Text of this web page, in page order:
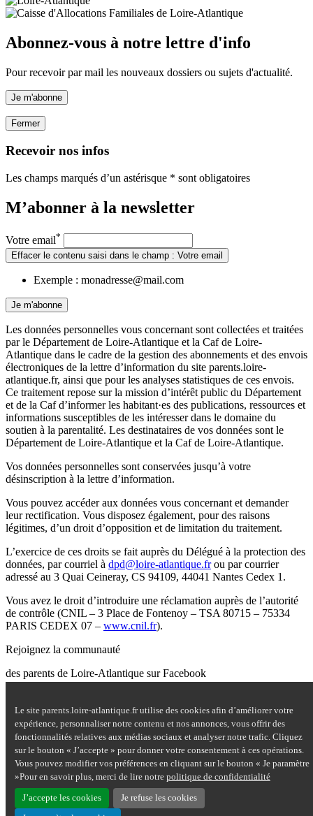
Le site parents.loire-atlantique.fr utilise des cookies afin d’améliorer votre
expérience, personnaliser notre contenu et nos annonces, vous offrir des
fonctionnalités relatives aux médias sociaux et analyser notre trafic. Cliquez
sur le bouton « J’accepte » pour donner votre consentement à ces opérations.
Vous pouvez modifier vos préférences en cliquant sur le bouton « Je paramètre
»Pour en savoir plus, merci de lire notre politique de confidentialité
J’accepte les cookies Je refuse les cookies
Abonnez-vous à notre lettre d'info
Pour recevoir par mail les nouveaux dossiers ou sujets d'actualité.
Je m'abonne
Fermer
Recevoir nos infos
Les champs marqués d’un astérisque * sont obligatoires
M’abonner à la newsletter
Votre email*
Effacer le contenu saisi dans le champ : Votre email
Exemple : monadresse@mail.com
Je m'abonne
Les données personnelles vous concernant sont collectées et traitées
par le Département de Loire-Atlantique et la Caf de Loire-
Atlantique dans le cadre de la gestion des abonnements et des envois
électroniques de la lettre d’information du site parents.loire-
atlantique.fr, ainsi que pour les analyses statistiques de ces envois.
Ce traitement repose sur la mission d’intérêt public du Département
et de la Caf d’informer les habitant·es des publications, ressources et
informations susceptibles de les intéresser dans le domaine du
soutien à la parentalité. Les destinataires de vos données sont le
Département de Loire-Atlantique et la Caf de Loire-Atlantique.
Vos données personnelles sont conservées jusqu’à votre
désinscription à la lettre d’information.
Vous pouvez accéder aux données vous concernant et demander
leur rectification. Vous disposez également, pour des raisons
légitimes, d’un droit d’opposition et de limitation du traitement.
L’exercice de ces droits se fait auprès du Délégué à la protection des
données, par courriel à dpd@loire-atlantique.frou par courrier
adressé au 3 Quai Ceineray, CS 94109, 44041 Nantes Cedex 1.
Vous avez le droit d’introduire une réclamation auprès de l’autorité
de contrôle (CNIL – 3 Place de Fontenoy – TSA 80715 – 75334
PARIS CEDEX 07 – www.cnil.fr).
Rejoignez la communauté
des parents de Loire-Atlantique sur Facebook
Nous contacter
Mentions légales
Plan du site
Accessibilité : partiellement conforme
Aide
Données personnelles
Cookies